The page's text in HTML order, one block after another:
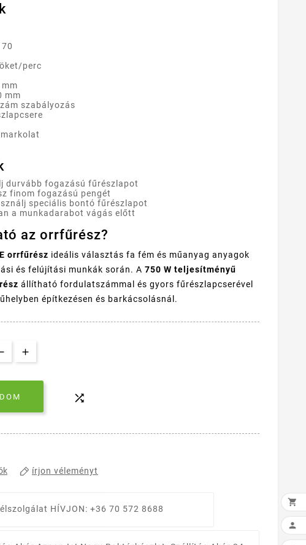
perc
mm
szabályozás
durvább fogazású fűrészlapot
finom fogazású pengét
speciális bontó fűrészlapot
a munkadarabot vágás előtt
az orrfűrész?
orrfűrész ideális választás fa fém és műanyag anyagok
és felújítási munkák során. A 750 W teljesítményű
állítható fordulatszámmal és gyors fűrészlapcserével
építkezésen és barkácsolásnál.

írjon véleményt
HÍVJON: +36 70 572 8688

